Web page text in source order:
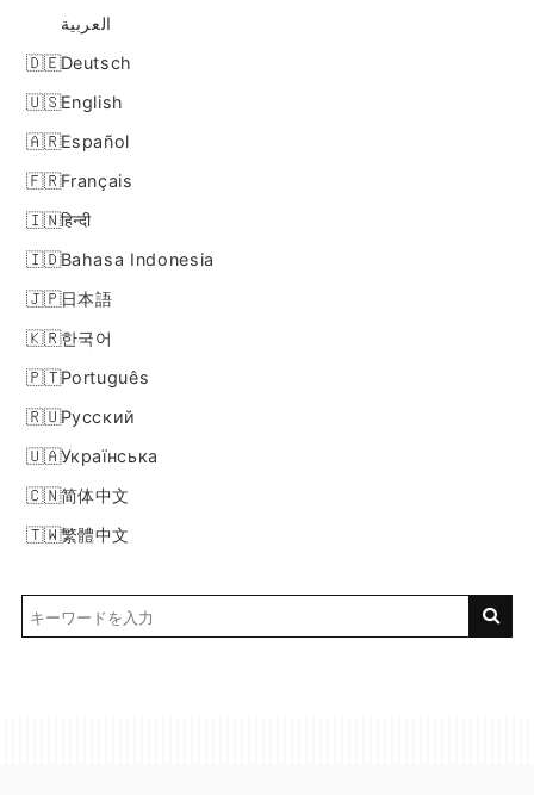
العربية
Deutsch
English
Español
Français
हिन्दी
Bahasa Indonesia
日本語
한국어
Português
Русский
Українська
简体中文
繁體中文